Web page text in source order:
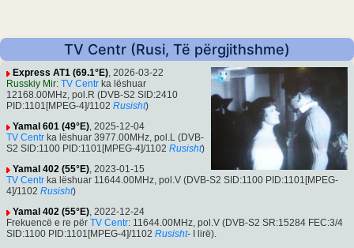
TV Centr (Rusi, Të përgjithshme)
Express AT1 (69.1°E), 2026-03-22
Russkiy Mir: TV Centr ka lëshuar
12168.00MHz, pol.R (DVB-S2 SID:2410
PID:1101[MPEG-4]/1102 Rusisht)
Yamal 601 (49°E), 2025-12-04
TV Centr ka lëshuar 3977.00MHz, pol.L (DVB-
S2 SID:1100 PID:1101[MPEG-4]/1102 Rusisht)
Yamal 402 (55°E), 2023-01-15
TV Centr ka lëshuar 11644.00MHz, pol.V (DVB-S2 SID:1100 PID:1101[MPEG-
4]/1102 Rusisht)
Yamal 402 (55°E), 2022-12-24
Frekuencë e re për TV Centr: 11644.00MHz, pol.V (DVB-S2 SR:15284 FEC:3/4
SID:1100 PID:1101[MPEG-4]/1102 Rusisht- I lirë).